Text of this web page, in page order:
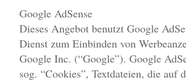
Google AdSense
Dieses Angebot benutzt Google
Dienst zum Einbinden von
Google Inc. (“Google”). Google
sog. “Cookies”, Textdateien, die auf